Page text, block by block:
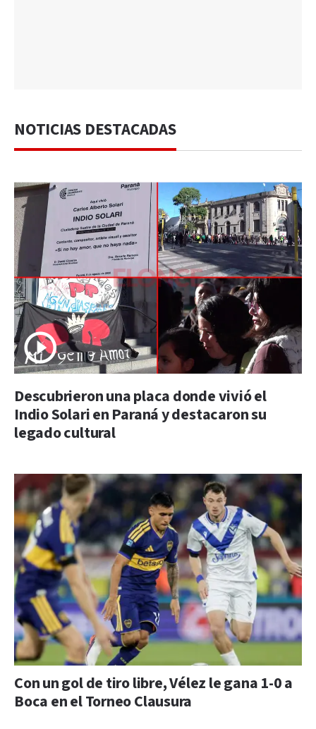
NOTICIAS DESTACADAS
Descubrieron una placa donde vivió el
Indio Solari en Paraná y destacaron su
legado cultural
Con un gol de tiro libre, Vélez le gana 1-0 a
Boca en el Torneo Clausura